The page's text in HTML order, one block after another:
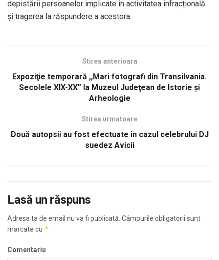
depistării persoanelor implicate în activitatea infracțională
și tragerea la răspundere a acestora.
Stirea anterioara
Expoziţie temporară ,,Mari fotografi din Transilvania.
Secolele XIX-XX” la Muzeul Judeţean de Istorie şi
Arheologie
Stirea urmatoare
Două autopsii au fost efectuate în cazul celebrului DJ
suedez Avicii
Lasă un răspuns
Adresa ta de email nu va fi publicată. Câmpurile obligatorii sunt
marcate cu *
Comentariu